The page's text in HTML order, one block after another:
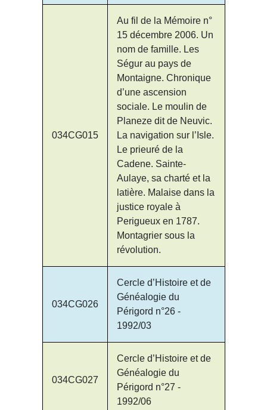
034CG015
Au fil de la Mémoire n°
15 décembre 2006. Un
nom de famille. Les
Ségur au pays de
Montaigne. Chronique
d’une ascension
sociale. Le moulin de
Planeze dit de Neuvic.
La navigation sur l’Isle.
Le prieuré de la
Cadene. Sainte-
Aulaye, sa charté et la
latière. Malaise dans la
justice royale à
Perigueux en 1787.
Montagrier sous la
révolution.
034CG026
Cercle d’Histoire et de
Généalogie du
Périgord n°26 -
1992/03
034CG027
Cercle d’Histoire et de
Généalogie du
Périgord n°27 -
1992/06